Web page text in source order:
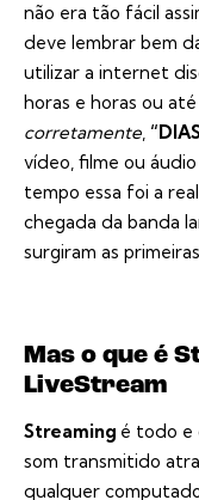
não era tão fácil
deve lembrar bem
utilizar a internet
horas e horas ou
corretamente,
vídeo, filme ou
tempo essa foi a
chegada da banda
surgiram as
Mas o que é
LiveStream
Streaming é todo e
som transmitido
qualquer